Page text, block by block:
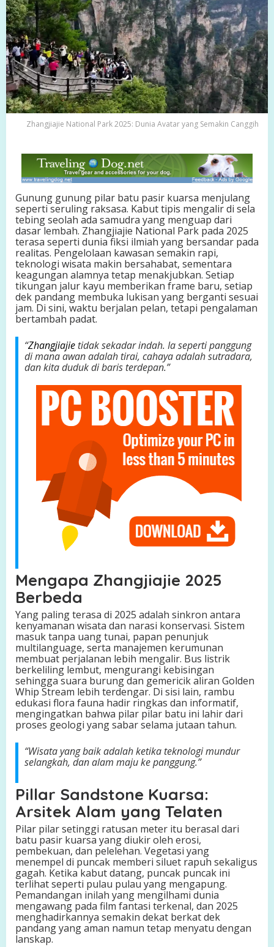
i
o
n
a
l
P
a
r
k
2
2
:
D
u
n
i
a
A
v
a
t
a
r
y
a
n
g
m
a
k
i
h
Zhangjiajie National Park 2025: Dunia Avatar yang Semakin Canggih
Gunung gunung pilar batu pasir kuarsa menjulang
seperti seruling raksasa. Kabut tipis mengalir di sela
tebing seolah ada samudra yang menguap dari
dasar lembah. Zhangjiajie National Park pada 2025
terasa seperti dunia fiksi ilmiah yang bersandar pada
realitas. Pengelolaan kawasan semakin rapi,
teknologi wisata makin bersahabat, sementara
keagungan alamnya tetap menakjubkan. Setiap
tikungan jalur kayu memberikan frame baru, setiap
dek pandang membuka lukisan yang berganti sesuai
jam. Di sini, waktu berjalan pelan, tetapi pengalaman
bertambah padat.
“Zhangjiajie tidak sekadar indah. Ia seperti panggung
di mana awan adalah tirai, cahaya adalah sutradara,
dan kita duduk di baris terdepan.”
Mengapa Zhangjiajie 2025
Berbeda
Yang paling terasa di 2025 adalah sinkron antara
kenyamanan wisata dan narasi konservasi. Sistem
masuk tanpa uang tunai, papan penunjuk
multilanguage, serta manajemen kerumunan
membuat perjalanan lebih mengalir. Bus listrik
berkeliling lembut, mengurangi kebisingan
sehingga suara burung dan gemericik aliran Golden
Whip Stream lebih terdengar. Di sisi lain, rambu
edukasi flora fauna hadir ringkas dan informatif,
mengingatkan bahwa pilar pilar batu ini lahir dari
proses geologi yang sabar selama jutaan tahun.
“Wisata yang baik adalah ketika teknologi mundur
selangkah, dan alam maju ke panggung.”
Pillar Sandstone Kuarsa:
Arsitek Alam yang Telaten
Pilar pilar setinggi ratusan meter itu berasal dari
batu pasir kuarsa yang diukir oleh erosi,
pembekuan, dan pelelehan. Vegetasi yang
menempel di puncak memberi siluet rapuh sekaligus
gagah. Ketika kabut datang, puncak puncak ini
terlihat seperti pulau pulau yang mengapung.
Pemandangan inilah yang mengilhami dunia
mengawang pada film fantasi terkenal, dan 2025
menghadirkannya semakin dekat berkat dek
pandang yang aman namun tetap menyatu dengan
lanskap.